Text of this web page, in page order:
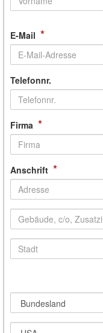
E-Mail *
Telefonnr.
Firma *
Anschrift *